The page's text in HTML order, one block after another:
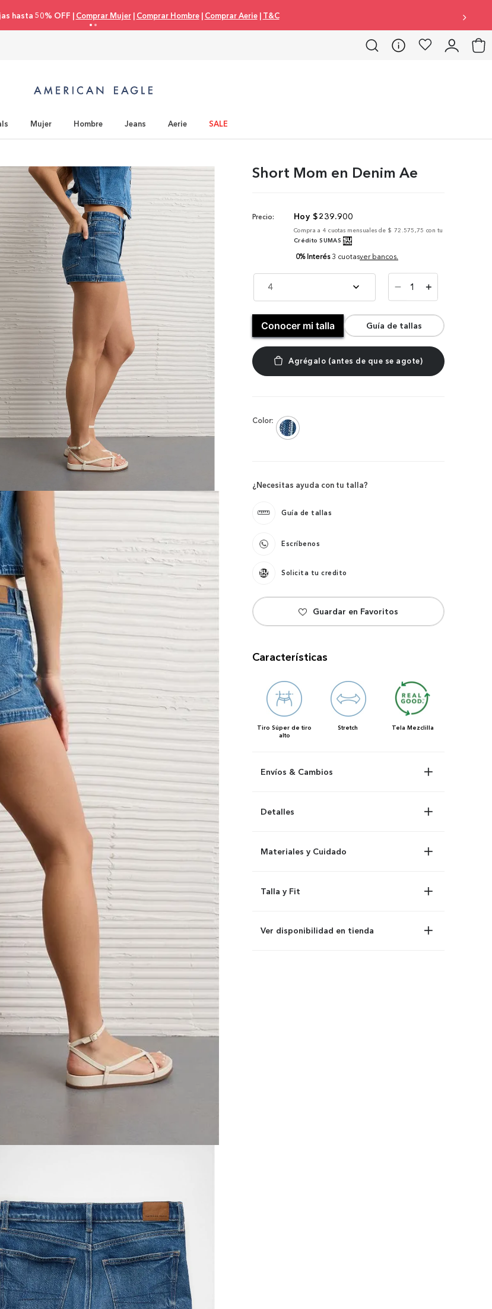
3 cuotas 0% interés |Comprar Mujer|Comprar Hombre|Comprar Aerie|
Mujer Hombre Jeans Aerie SALE
Short Mom en Denim Ae
Precio: $239.900
Compra a 4 cuotas mensuales de $ 72.575,75 con tu
Crédito SUMAS
0% Interés 3 cuotasver bancos.
4 ＋
－
Conocer mi talla Guía de tallas
Color:
¿Necesitas ayuda con tu talla?
Guía de tallas
Escríbenos
Solicita tu credito
Características
Tiro Súper de tiro
alto
Stretch Tela Mezclilla
Envíos & Cambios
Detalles
Materiales y Cuidado
Talla y Fit
Ver disponibilidad en tienda